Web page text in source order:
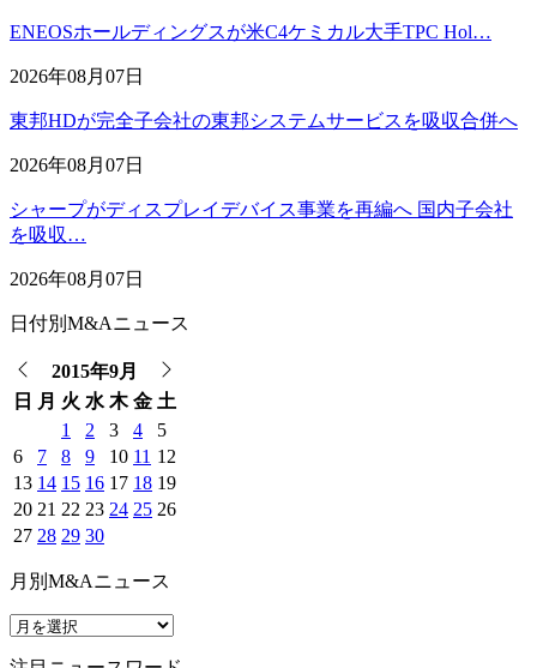
ENEOSホールディングスが米C4ケミカル大手TPC Hol…
2026年08月07日
東邦HDが完全子会社の東邦システムサービスを吸収合併へ
2026年08月07日
シャープがディスプレイデバイス事業を再編へ 国内子会社
を吸収…
2026年08月07日
日付別M&Aニュース
2015年9月
日
月 火 水 木 金 土
1
2 3 4
5
6
7 8 9 10 11 12
13 14 15 16 17 18 19
20 21 22 23 24 25 26
27 28 29 30
月別M&Aニュース